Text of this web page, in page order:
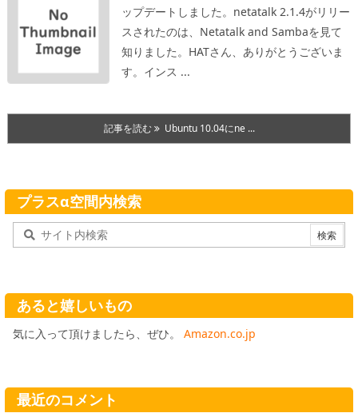
ップデートしました。netatalk 2.1.4がリリー
スされたのは、Netatalk and Sambaを見て
知りました。HATさん、ありがとうございま
す。 インス ...
記事を読む Ubuntu 10.04にne ...
プラスα空間内検索
あると嬉しいもの
気に入って頂けましたら、ぜひ。 Amazon.co.jp
最近のコメント